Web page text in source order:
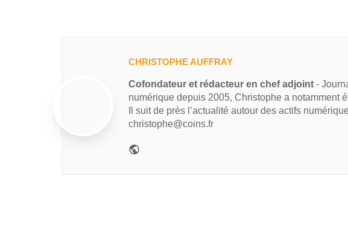
CHRISTOPHE AUFFRAY
Cofondateur et rédacteur en chef adjoint -
numérique depuis 2005, Christophe a notamment
Il suit de près l’actualité autour des actifs
christophe@coins.fr